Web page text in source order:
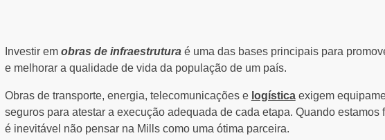
Investir em obras de infraestruturaé uma das bases principais para
e melhorar a qualidade de vida da população de um país.
Obras de transporte, energia, telecomunicações e logísticaexigem
seguros para atestar a execução adequada de cada etapa. Quando estamos
é inevitável não pensar na Mills como uma ótima parceira.